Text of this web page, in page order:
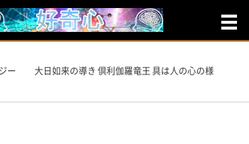
ー 大日如来の導き 倶利伽羅竜王 具は人の心の様